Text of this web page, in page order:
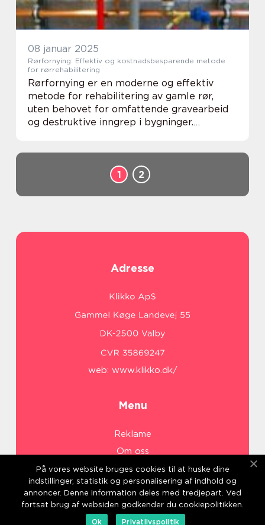
08 januar 2025
Rørfornying: Effektiv og kostnadsbesparende metode
for rørrehabilitering
Rørfornying er en moderne og effektiv
metode for rehabilitering av gamle rør,
uten behovet for omfattende gravearbeid
og destruktive inngrep i bygninger.
1 2
Adresse
web: www.klikko.dk/
Menu
Reklame
Om oss
Cookies
Kontakt Oss
Sitemap
På vores website bruges cookies til at huske dine
indstillinger, statistik og personalisering af indhold og
annoncer. Denne information deles med tredjepart. Ved
fortsat brug af websiden godkender du cookiepolitikken.
Ok
Privatlivspolitik